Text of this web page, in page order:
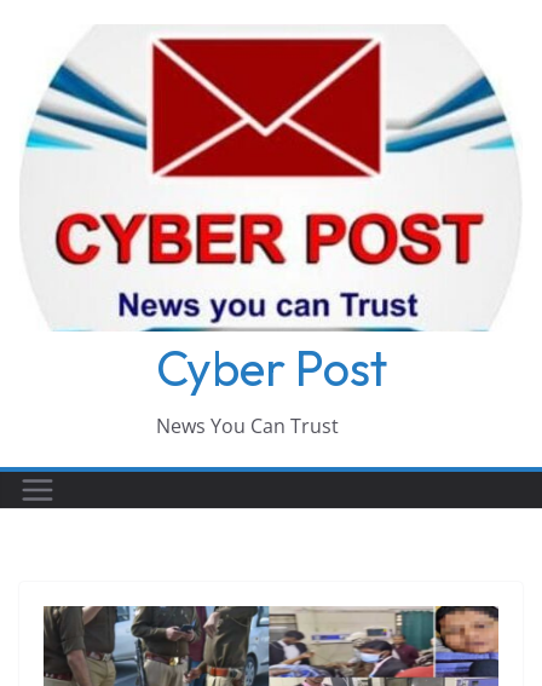
content
Cyber Post
News You Can Trust